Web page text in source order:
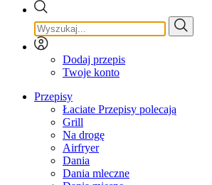
Dodaj przepis
Twoje konto
Przepisy
Łaciate Przepisy polecają
Grill
Na drogę
Airfryer
Dania
Dania mleczne